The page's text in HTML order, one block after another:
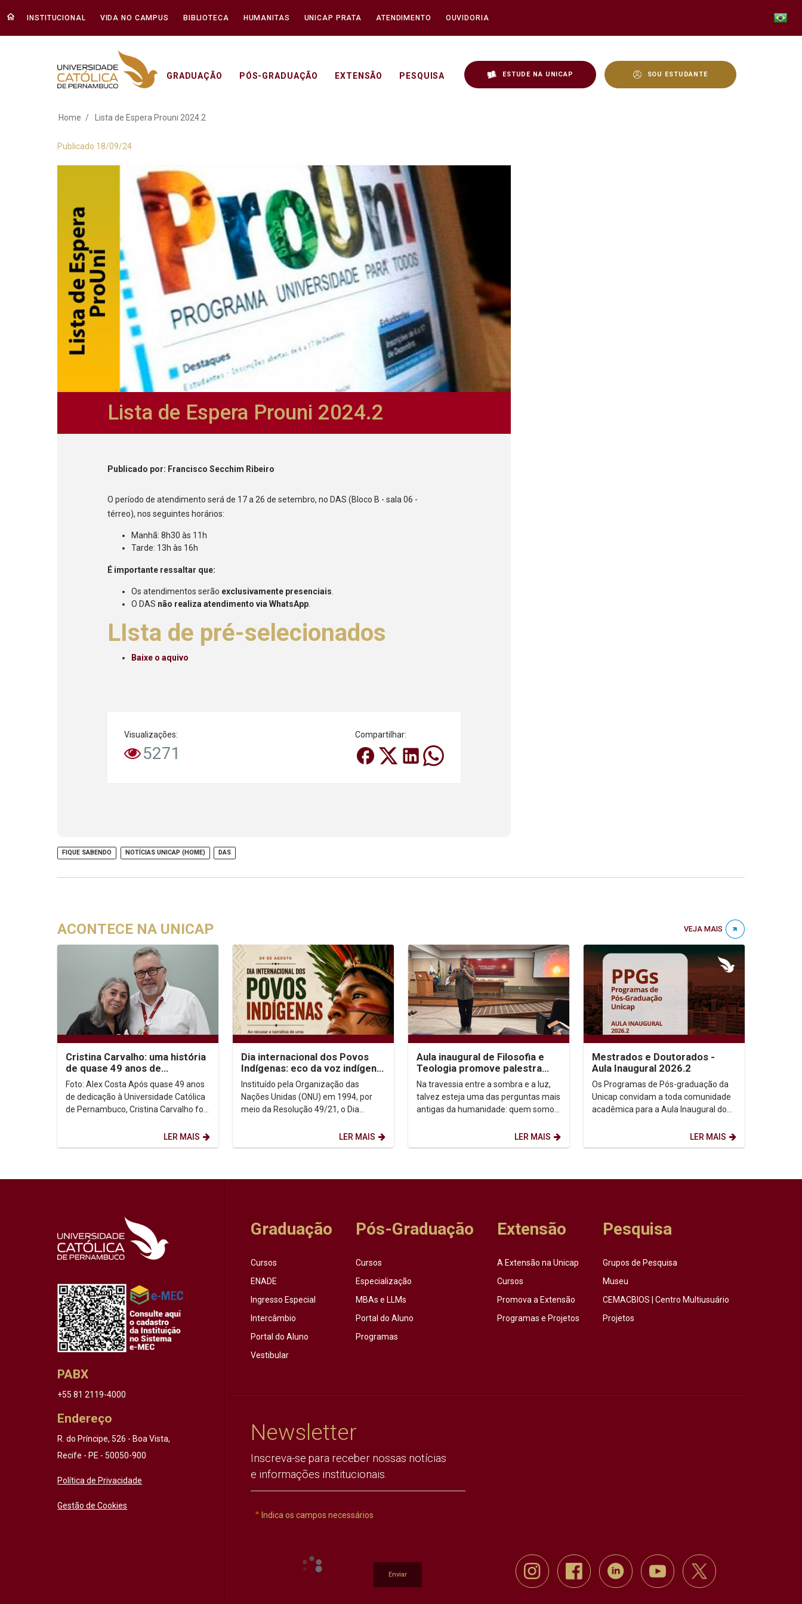
INSTITUCIONAL VIDA NO CAMPUS BIBLIOTECA HUMANITAS UNICAP PRATA ATENDIMENTO OUVIDORIA
GRADUAÇÃO PÓS-GRADUAÇÃO EXTENSÃO PESQUISA ESTUDE NA UNICAP SOU ESTUDANTE
Lista de Espera Prouni 2024.2 - Unicap
Home Lista de Espera Prouni 2024.2
Publicado 18/09/24
Lista de Espera Prouni 2024.2
Publicado por: Francisco Secchim Ribeiro
O período de atendimento será de 17 a 26 de setembro, no DAS (Bloco B - sala 06 -
térreo), nos seguintes horários:
Manhã: 8h30 às 11h
Tarde: 13h às 16h
É importante ressaltar que:
Os atendimentos serão exclusivamente presenciais
O DAS não realiza atendimento via WhatsApp
LIsta de pré-selecionados
Baixe o aquivo
Visualizações:
5271
Compartilhar:
FIQUE SABENDO NOTÍCIAS UNICAP (HOME) DAS
ACONTECE NA UNICAP VEJA MAIS
Cristina Carvalho: uma história
de quase 49 anos de
dedicação à Unicap
Foto: Alex Costa Após quase 49 anos
de dedicação à Universidade Católica
de Pernambuco, Cristina Carvalho foi
LER MAIS
Dia internacional dos Povos
Indígenas: eco da voz indígena
no contexto urbano
Instituído pela Organização das
Nações Unidas (ONU) em 1994, por
meio da Resolução 49/21, o Dia
de agosto) firma-se como...LER MAIS
Aula inaugural de Filosofia e
Teologia promove palestra
sobre autoconhecimento
Na travessia entre a sombra e a luz,
talvez esteja uma das perguntas mais
antigas da humanidade: quem somos,
LER MAIS
Mestrados e Doutorados -
Aula Inaugural 2026.2
Os Programas de Pós-graduação da
Unicap convidam a toda comunidade
acadêmica para a Aula Inaugural do
LER MAIS
PABX
+55 81 2119-4000
Endereço
R. do Príncipe, 526 - Boa Vista,
Recife - PE - 50050-900
Política de Privacidade
Gestão de Cookies
Graduação
Cursos
ENADE
Ingresso Especial
Intercâmbio
Portal do Aluno
Vestibular
Pós-Graduação
Cursos
Especialização
MBAs e LLMs
Portal do Aluno
Programas
Extensão
A Extensão na Unicap
Cursos
Promova a Extensão
Programas e Projetos
Pesquisa
Grupos de Pesquisa
Museu
CEMACBIOS | Centro Multiusuário
Projetos
Newsletter
Inscreva-se para receber nossas notícias
e informações institucionais.
Indica os campos necessários
Enviar